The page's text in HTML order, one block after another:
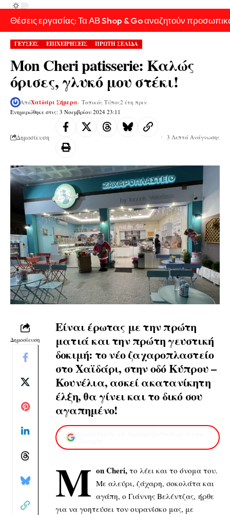
Θέσεις εργασίας: Τα ΑΒ Shop & Go αναζητούν
ΓΕΥΣΕΙΣ ΕΠΙΧΕΙΡΗΣΕΙΣ ΠΡΩΤΗ ΣΕΛΙΔΑ
Mon Cheri patisserie: Καλώς
όρισες, γλυκό μου στέκι!
Ενημερώθηκε στις: 3 Νοεμβρίου 2024 23:11
ΑπόΧαϊδάρι Σήμερα- Τοπικός Τύπος2 έτη πριν
Δημοσίευση 3 Λεπτά Ανάγνωσης
Δημοσίευση
Είναι έρωτας με την πρώτη
ματιά και την πρώτη γευστική
δοκιμή: το νέο ζαχαροπλαστείο
στο Χαϊδάρι, στην οδό Κύπρου –
Κουνέλια, ασκεί ακατανίκητη
έλξη, θα γίνει και το δικό σου
αγαπημένο!
M on Cheri,το λέει και το όνομα του.
Με αλεύρι, ζάχαρη, σοκολάτα και
αγάπη, ο Γιάννης Βελέντζας, ήρθε
για να γοητεύσει τον ουρανίσκο μας, με